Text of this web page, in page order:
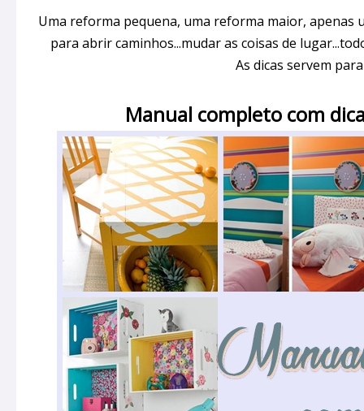
Uma reforma pequena, uma reforma maior,
para abrir caminhos...mudar as coisas de
As dicas servem
Manual completo com